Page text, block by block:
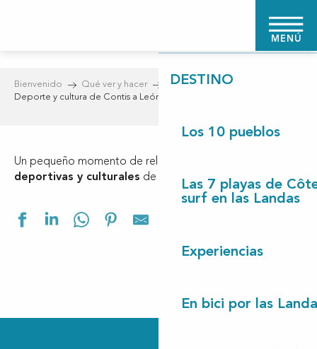
MENÚ
DESTINO
Los 10 pueblos
Las 7 playas de
surf en las Landas
Experiencias
En bici por las
Bienvenido
Qué ver y hacer
Deporte y cultura de Contis a León
Un pequeño momento de relajación en las
deportivas y culturales de Contis à Léon.